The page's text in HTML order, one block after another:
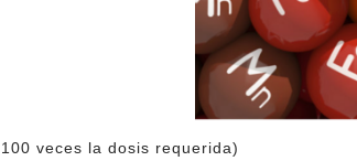
veces la dosis requerida)